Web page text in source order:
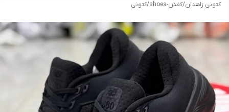
کتونی زاهدان/کفش-shoes /کتونی